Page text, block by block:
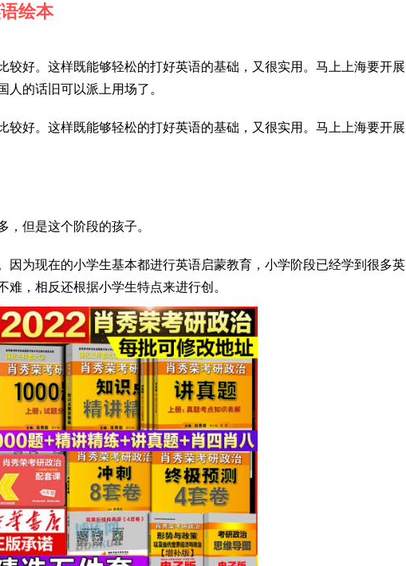
绘本
较好。这样既能够轻松的打好英语的基础，又很实用。马上上海要开展
人的话旧可以派上用场了。
较好。这样既能够轻松的打好英语的基础，又很实用。马上上海要开展
，但是这个阶段的孩子。
因为现在的小学生基本都进行英语启蒙教育，小学阶段已经学到很多英
难，相反还根据小学生特点来进行创。